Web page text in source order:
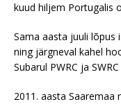
kuud hiljem Portugalis
Sama aasta juuli lõpus
ning järgneval kahel
Subarul PWRC ja
2011. aasta Saaremaa